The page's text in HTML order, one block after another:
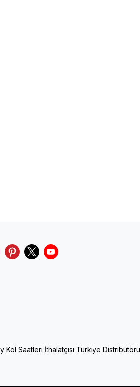
Saatleri İthalatçısı Türkiye Distribütörü